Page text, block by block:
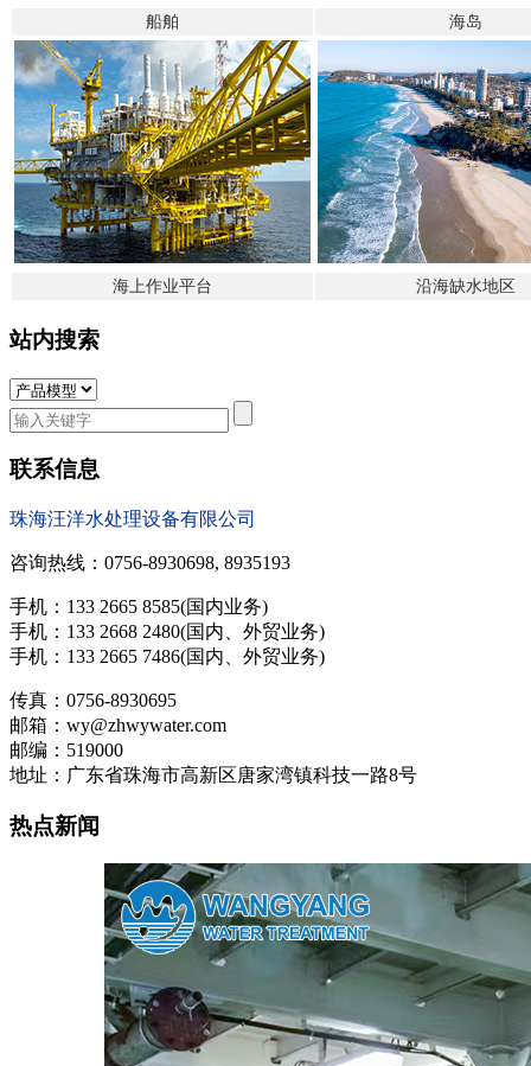
船舶 海岛
海上作业平台 沿海缺水地 区
站内搜索
联系信息
珠海汪洋水处理设备有限公司
咨询热线：0756-8930698, 8935193
手机：133 2665 8585(国内业务)
手机：133 2668 2480(国内、外贸业务)
手机：133 2665 7486(国内、外贸业务)
传真：0756-8930695
邮箱：wy@zhwywater.com
邮编：519000
地址：广东省珠海市高新区唐家湾镇科技一路8号
热点新闻